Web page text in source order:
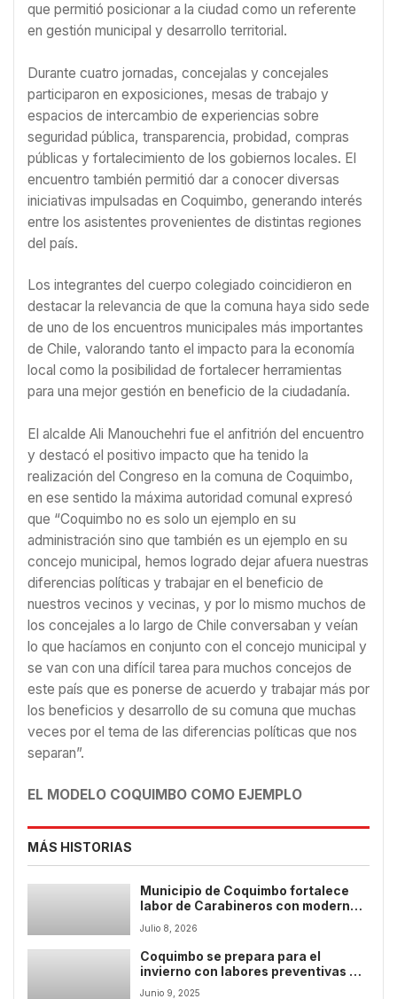
que permitió posicionar a la ciudad como un referente
en gestión municipal y desarrollo territorial.
Durante cuatro jornadas, concejalas y concejales
participaron en exposiciones, mesas de trabajo y
espacios de intercambio de experiencias sobre
seguridad pública, transparencia, probidad, compras
públicas y fortalecimiento de los gobiernos locales. El
encuentro también permitió dar a conocer diversas
iniciativas impulsadas en Coquimbo, generando interés
entre los asistentes provenientes de distintas regiones
del país.
Los integrantes del cuerpo colegiado coincidieron en
destacar la relevancia de que la comuna haya sido sede
de uno de los encuentros municipales más importantes
de Chile, valorando tanto el impacto para la economía
local como la posibilidad de fortalecer herramientas
para una mejor gestión en beneficio de la ciudadanía.
El alcalde Ali Manouchehri fue el anfitrión del encuentro
y destacó el positivo impacto que ha tenido la
realización del Congreso en la comuna de Coquimbo,
en ese sentido la máxima autoridad comunal expresó
que “Coquimbo no es solo un ejemplo en su
administración sino que también es un ejemplo en su
concejo municipal, hemos logrado dejar afuera nuestras
diferencias políticas y trabajar en el beneficio de
nuestros vecinos y vecinas, y por lo mismo muchos de
los concejales a lo largo de Chile conversaban y veían
lo que hacíamos en conjunto con el concejo municipal y
se van con una difícil tarea para muchos concejos de
este país que es ponerse de acuerdo y trabajar más por
los beneficios y desarrollo de su comuna que muchas
veces por el tema de las diferencias políticas que nos
separan”.
EL MODELO COQUIMBO COMO EJEMPLO
MÁS HISTORIAS
Municipio de Coquimbo fortalece
labor de Carabineros con moderna
infraestructura para la Tenencia
Peñuelas
Julio 8, 2026
Coquimbo se prepara para el
invierno con labores preventivas en
terreno
Junio 9, 2025